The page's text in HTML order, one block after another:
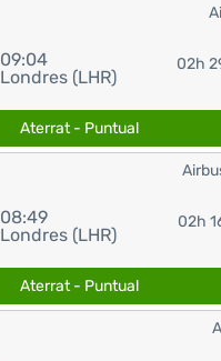
09:04
Londres (LHR)
02h
Aterrat - Puntual
08:49
Londres (LHR)
02h
Aterrat - Puntual